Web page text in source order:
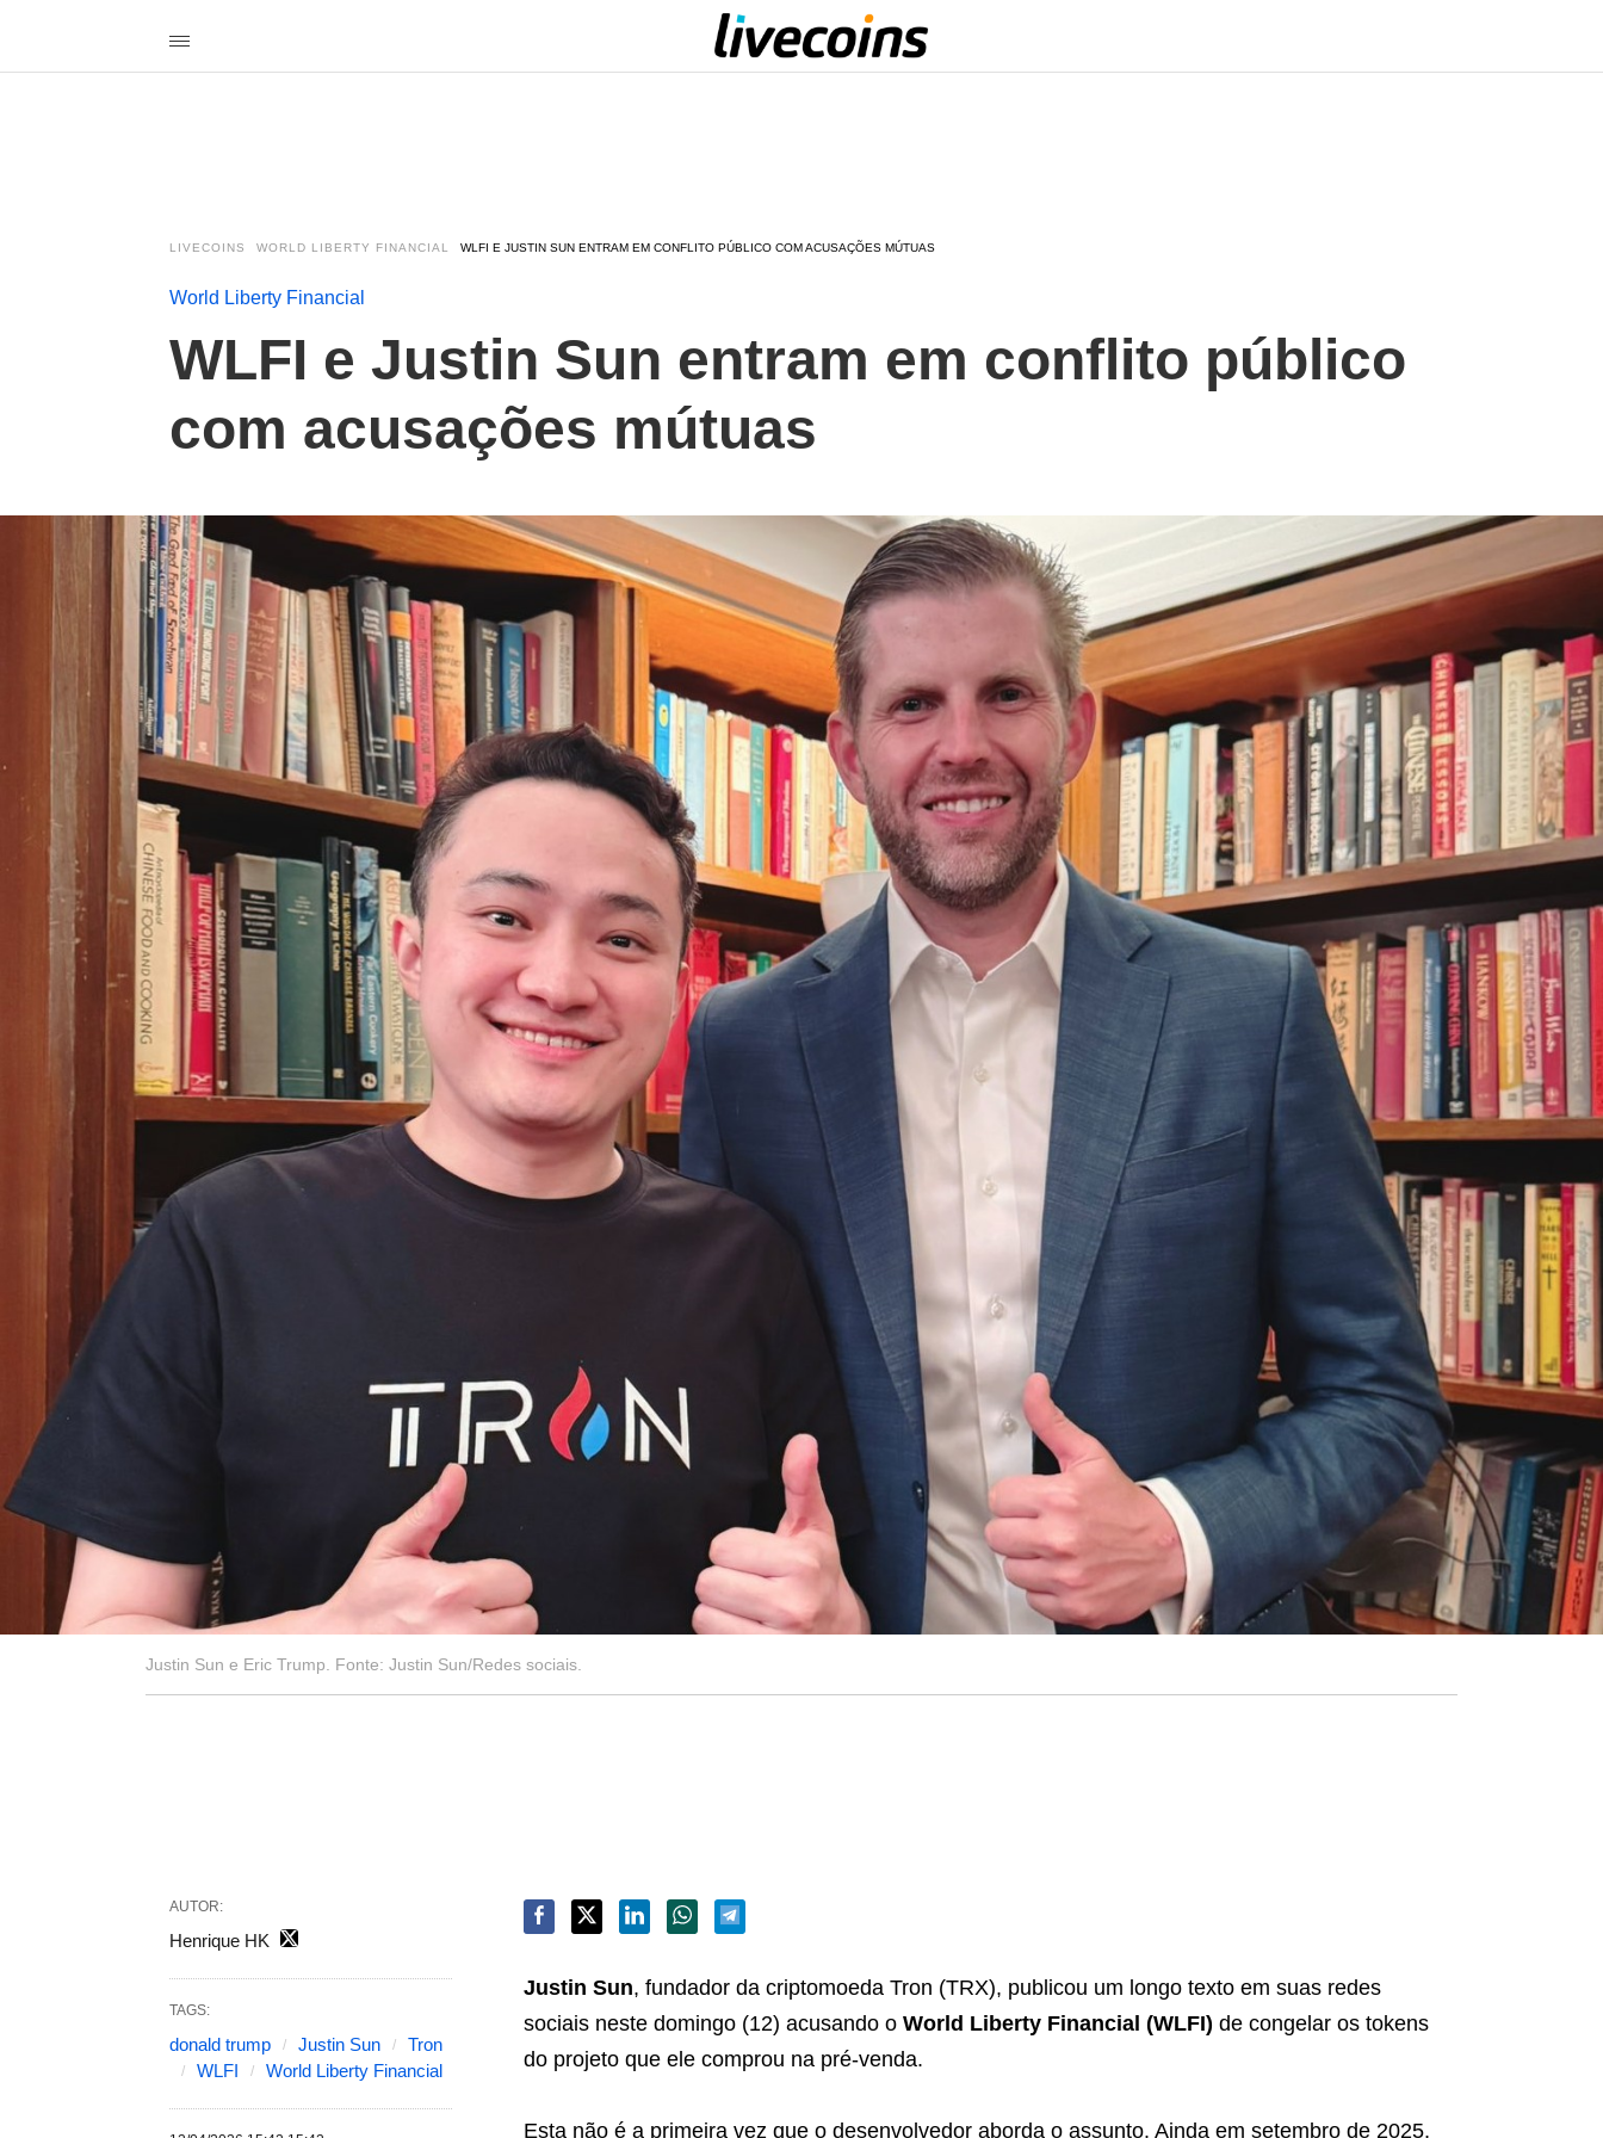
LIVECOINS WORLD LIBERTY FINANCIAL WLFI E JUSTIN SUN ENTRAM EM CONFLITO PÚBLICO COM ACUSAÇÕES MÚTUAS
World Liberty Financial
WLFI e Justin Sun entram em conflito público
com acusações mútuas
Justin Sun e Eric Trump. Fonte: Justin Sun/Redes sociais.
Justin Sun, fundador da criptomoeda Tron (TRX), publicou um longo texto em suas redes
sociais neste domingo (12) acusando o World Liberty Financial (WLFI) de congelar os tokens
do projeto que ele comprou na pré-venda.
Esta não é a primeira vez que o desenvolvedor aborda o assunto. Ainda em setembro de 2025,
AUTOR:
Henrique HK
TAGS:
donald trump Justin Sun
Tron
WLFI
World Liberty Financial